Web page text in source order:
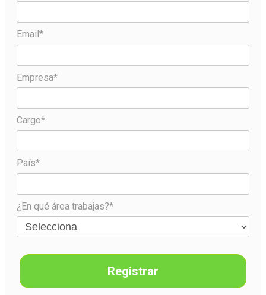
Email*
Empresa*
Cargo*
País*
¿En qué área trabajas?*
Registrar